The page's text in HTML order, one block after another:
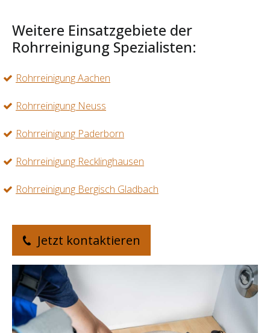
Weitere Einsatzgebiete der
Rohrreinigung Spezialisten:
Rohrreinigung Aachen
Rohrreinigung Neuss
Rohrreinigung Paderborn
Rohrreinigung Recklinghausen
Rohrreinigung Bergisch Gladbach
Jetzt kontaktieren